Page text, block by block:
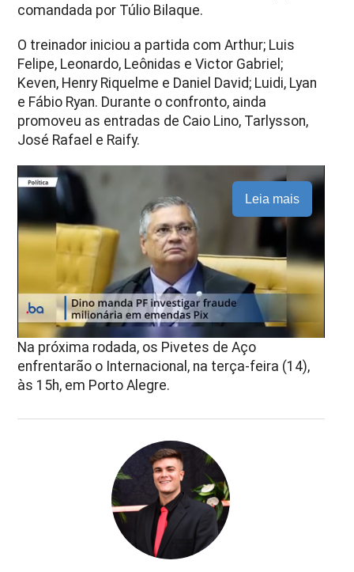
comandada por Túlio Bilaque.
O treinador iniciou a partida com Arthur; Luis
Felipe, Leonardo, Leônidas e Victor Gabriel;
Keven, Henry Riquelme e Daniel David; Luidi, Lyan
e Fábio Ryan. Durante o confronto, ainda
promoveu as entradas de Caio Lino, Tarlysson,
José Rafael e Raify.
Leia mais
Na próxima rodada, os Pivetes de Aço
enfrentarão o Internacional, na terça-feira (14),
às 15h, em Porto Alegre.